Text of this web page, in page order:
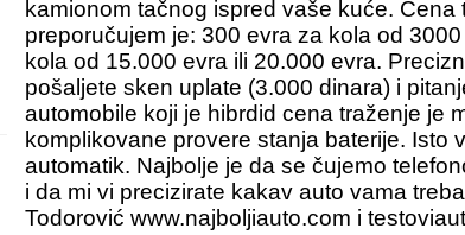
kamionom tačnog ispred vaše kuće. Cena
preporučujem je: 300 evra za kola od
kola od 15.000 evra ili 20.000 evra.
pošaljete sken uplate (3.000 dinara) i
automobile koji je hibrdid cena traženje je
komplikovane provere stanja baterije. Isto
automatik. Najbolje je da se čujemo
i da mi vi precizirate kakav auto vama
Todorović www.najboljiauto.com i